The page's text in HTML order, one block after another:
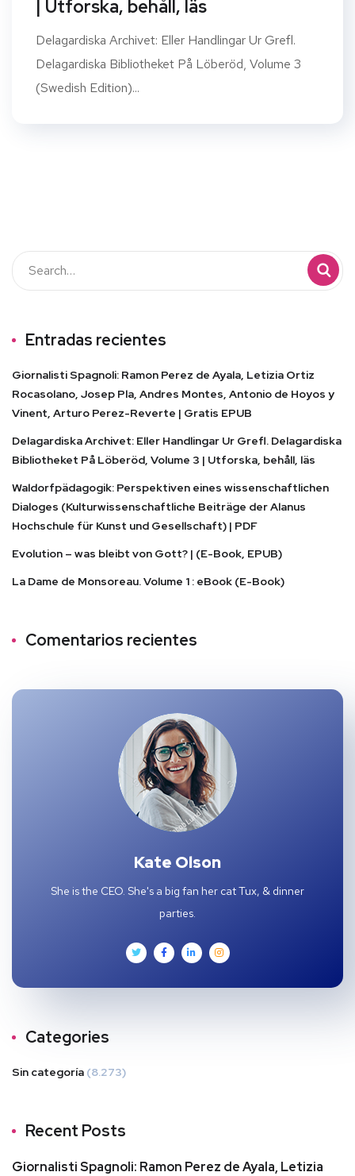
| Utforska, behåll, läs
Delagardiska Archivet: Eller Handlingar Ur Grefl.
Delagardiska Bibliotheket På Löberöd, Volume 3
(Swedish Edition)...
Entradas recientes
Giornalisti Spagnoli: Ramon Perez de Ayala, Letizia Ortiz
Rocasolano, Josep Pla, Andres Montes, Antonio de Hoyos y
Vinent, Arturo Perez-Reverte | Gratis EPUB
Delagardiska Archivet: Eller Handlingar Ur Grefl. Delagardiska
Bibliotheket På Löberöd, Volume 3 | Utforska, behåll, läs
Waldorfpädagogik: Perspektiven eines wissenschaftlichen
Dialoges (Kulturwissenschaftliche Beiträge der Alanus
Hochschule für Kunst und Gesellschaft) | PDF
Evolution – was bleibt von Gott? | (E-Book, EPUB)
La Dame de Monsoreau. Volume 1 : eBook (E-Book)
Comentarios recientes
Kate Olson
She is the CEO. She's a big fan her cat Tux, & dinner
parties.
Categories
Sin categoría (8.273)
Recent Posts
Giornalisti Spagnoli: Ramon Perez de Ayala, Letizia